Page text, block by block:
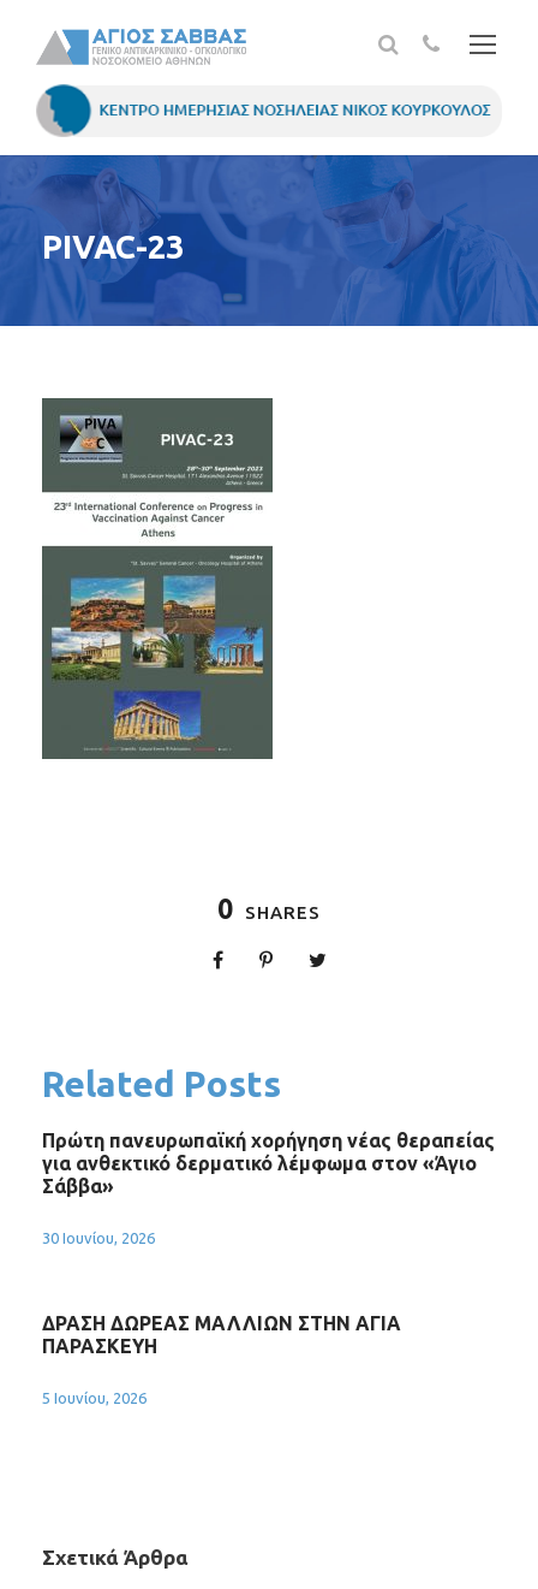
PIVAC-23
0 SHARES
Related Posts
Πρώτη πανευρωπαϊκή χορήγηση νέας θεραπείας
για ανθεκτικό δερματικό λέμφωμα στον «Άγιο
Σάββα»
30 Ιουνίου, 2026
ΔΡΑΣΗ ΔΩΡΕΑΣ ΜΑΛΛΙΩΝ ΣΤΗΝ ΑΓΙΑ
ΠΑΡΑΣΚΕΥΗ
5 Ιουνίου, 2026
Σχετικά Άρθρα